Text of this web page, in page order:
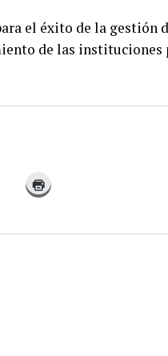
el éxito de la gestión
de las instituciones